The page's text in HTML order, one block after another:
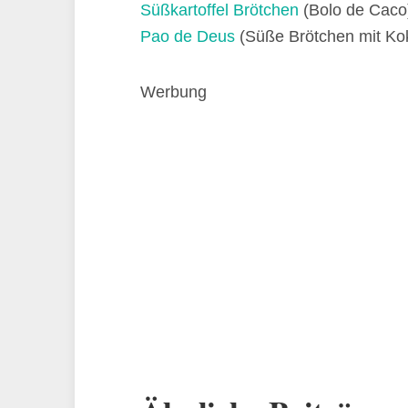
Süßkartoffel Brötchen (Bolo de
Pao de Deus (Süße Brötchen mit
Werbung